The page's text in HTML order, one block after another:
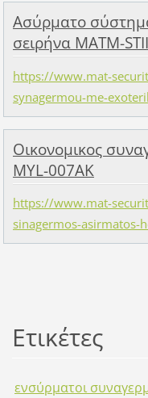
Ασύρματο
σειρήνα MATM-
https://www.mat-
synagermou-me-
Οικονομικος
MYL-007AK
https://www.mat-
sinagermos-asirmatos-
Ετικέτες
ενσύρματοι